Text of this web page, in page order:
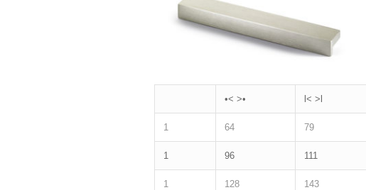
•˂ ˃• l˂ ˃l
1 64 79
1 96 111
1 128 143